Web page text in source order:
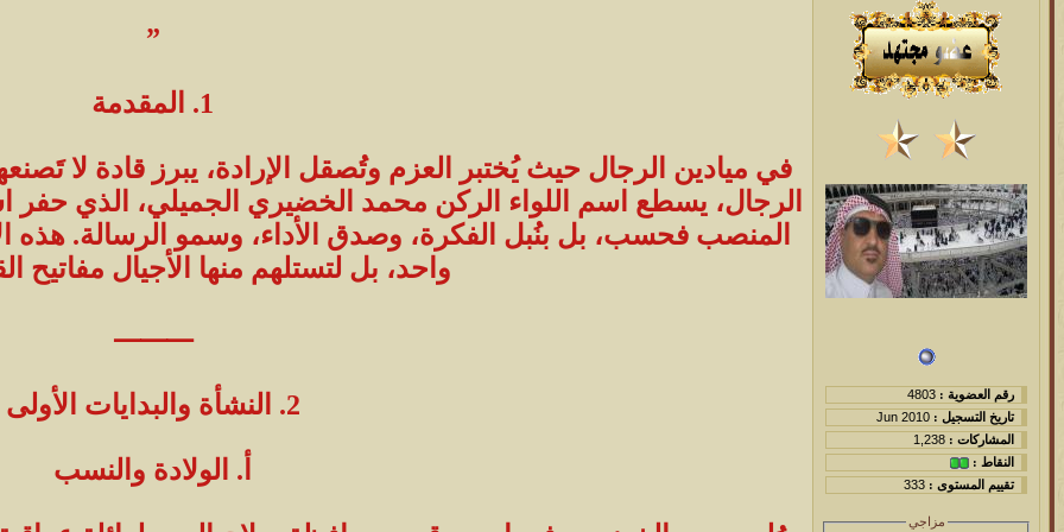
رقم العضوية : 4803
تاريخ التسجيل : Jun 2010
المشاركات : 1,238
النقاط :
تقييم المستوى : 333
مزاجي
”
1. المقدمة
في ميادين الرجال حيث يُختبر العزم وتُصقل الإرادة، يبرز قادة لا
الرجال، يسطع اسم اللواء الركن محمد الخضيري الجميلي، الذي حفر
المنصب فحسب، بل بنُبل الفكرة، وصدق الأداء، وسمو الرسالة. هذه
واحد، بل لتستلهم منها الأجيال مفاتيح
⸻
2. النشأة والبدايات الأولى
أ. الولادة والنسب